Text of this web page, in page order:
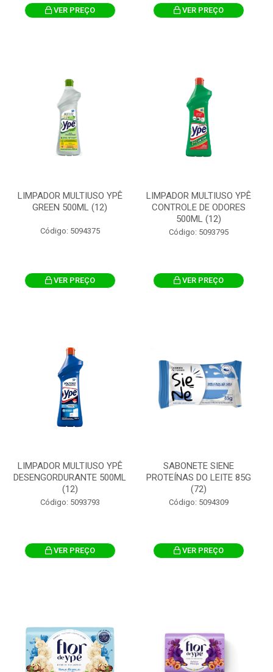
VER PREÇO VER PREÇO
LIMPADOR MULTIUSO YPÊ
GREEN 500ML (12)
Código: 5094375
VER PREÇO
LIMPADOR MULTIUSO YPÊ
CONTROLE DE ODORES
500ML (12)
Código: 5093795
VER PREÇO
LIMPADOR MULTIUSO YPÊ
DESENGORDURANTE 500ML
(12)
Código: 5093793
VER PREÇO
SABONETE SIENE
PROTEÍNAS DO LEITE 85G
(72)
Código: 5094309
VER PREÇO